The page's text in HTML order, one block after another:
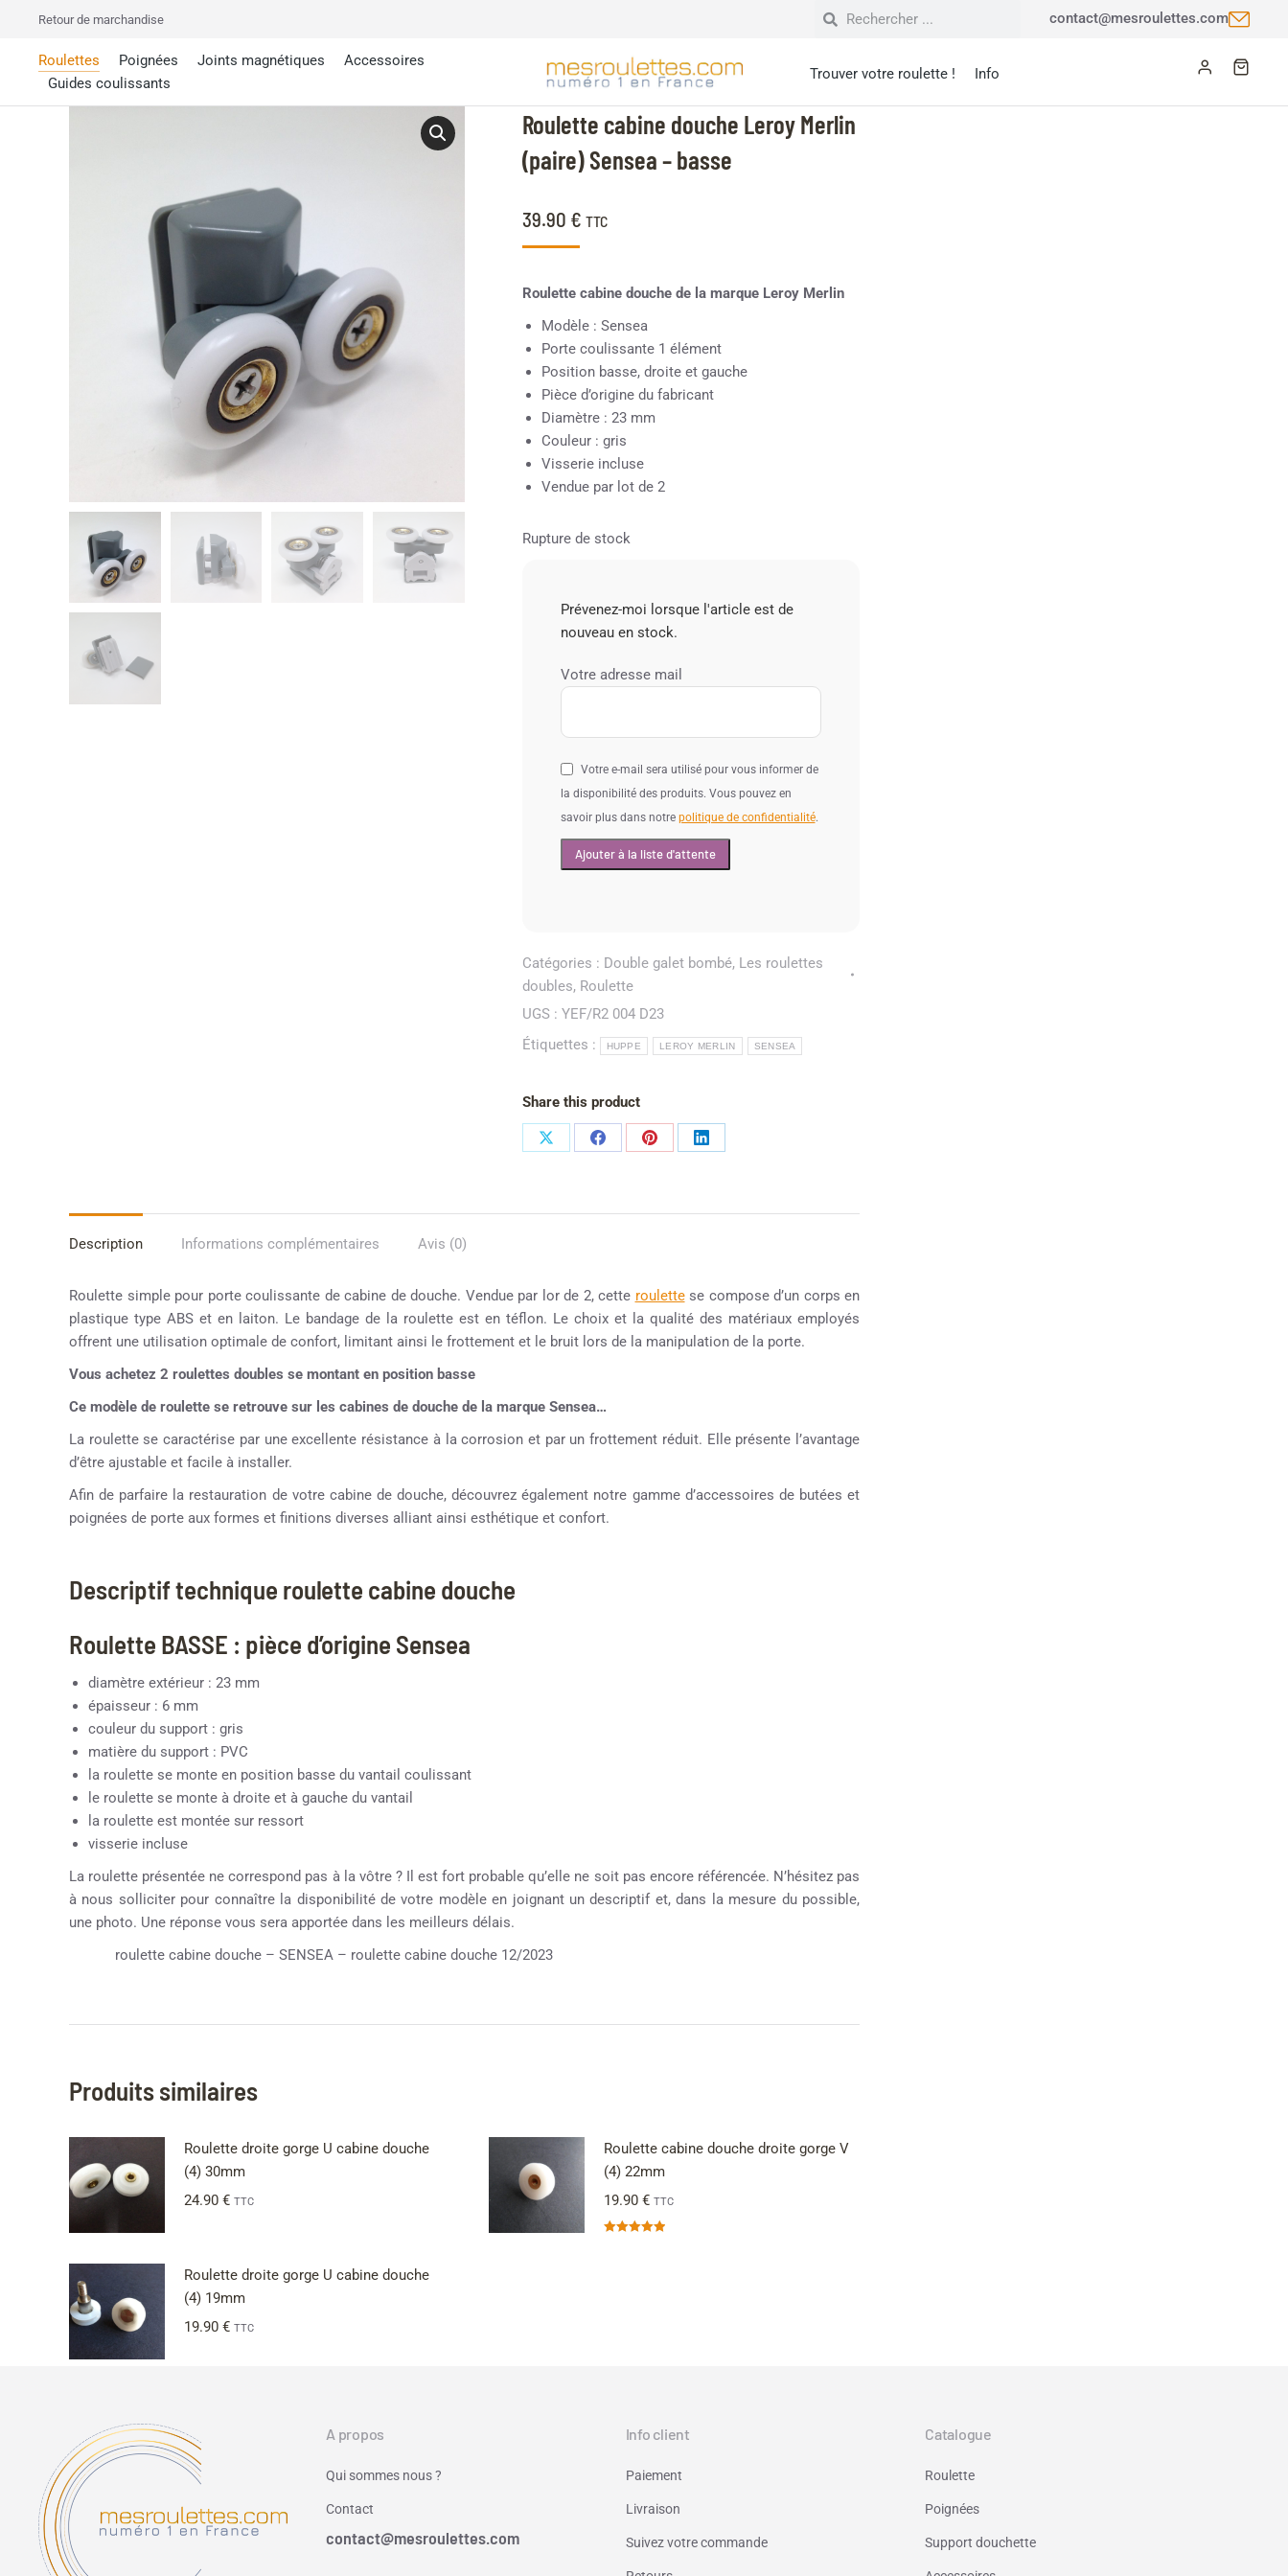
Retour de marchandise contact@mesroulettes.com
Roulettes Poignées Joints magnétiques
Accessoires
Guides coulissants
Trouver votre roulette ! Info
Roulette cabine douche Leroy Merlin
(paire) Sensea – basse
39.90 € TTC
Roulette cabine douche de la marque Leroy Merlin
Modèle : Sensea
Porte coulissante 1 élément
Position basse, droite et gauche
Pièce d’origine du fabricant
Diamètre : 23 mm
Couleur : gris
Visserie incluse
Vendue par lot de 2
Rupture de stock
Prévenez-moi lorsque l'article est de
nouveau en stock.
Votre adresse mail
Votre e-mail sera utilisé pour vous informer de
la disponibilité des produits. Vous pouvez en
savoir plus dans notre politique de confidentialité.
Catégories : Double galet bombé, Les roulettes
doubles, Roulette
UGS : YEF/R2 004 D23
Étiquettes :
HUPPE LEROY MERLIN SENSEA
Share this product
Description Informations complémentaires Avis (0)
Roulette simple pour porte coulissante de cabine de douche. Vendue par lor de 2, cette roulettese compose d’un corps en
plastique type ABS et en laiton. Le bandage de la roulette est en téflon. Le choix et la qualité des matériaux employés
offrent une utilisation optimale de confort, limitant ainsi le frottement et le bruit lors de la manipulation de la porte.
Vous achetez 2 roulettes doubles se montant en position basse
Ce modèle de roulette se retrouve sur les cabines de douche de la marque Sensea…
La roulette se caractérise par une excellente résistance à la corrosion et par un frottement réduit. Elle présente l’avantage
d’être ajustable et facile à installer.
Afin de parfaire la restauration de votre cabine de douche, découvrez également notre gamme d’accessoires de butées et
poignées de porte aux formes et finitions diverses alliant ainsi esthétique et confort.
Descriptif technique roulette cabine douche
Roulette BASSE : pièce d’origine Sensea
diamètre extérieur : 23 mm
épaisseur : 6 mm
couleur du support : gris
matière du support : PVC
la roulette se monte en position basse du vantail coulissant
le roulette se monte à droite et à gauche du vantail
la roulette est montée sur ressort
visserie incluse
La roulette présentée ne correspond pas à la vôtre ? Il est fort probable qu’elle ne soit pas encore référencée. N’hésitez pas
à nous solliciter pour connaître la disponibilité de votre modèle en joignant un descriptif et, dans la mesure du possible,
une photo. Une réponse vous sera apportée dans les meilleurs délais.
roulette cabine douche – SENSEA – roulette cabine douche 12/2023
Produits similaires
Roulette droite gorge U cabine douche
(4) 30mm
24.90 € TTC
Roulette cabine douche droite gorge V
(4) 22mm
19.90 € TTC
Roulette droite gorge U cabine douche
(4) 19mm
19.90 € TTC
A propos
Qui sommes nous ?
Contact
contact@mesroulettes.com
Info client
Paiement
Livraison
Suivez votre commande
Catalogue
Roulette
Poignées
Support douchette